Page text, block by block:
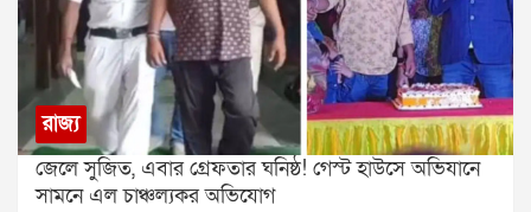
রাজ্য
জেলে সুজিত, এবার গ্রেফতার ঘনিষ্ঠ! গেস্ট হাউসে অভিযানে
সামনে এল চাঞ্চল্যকর অভিযোগ